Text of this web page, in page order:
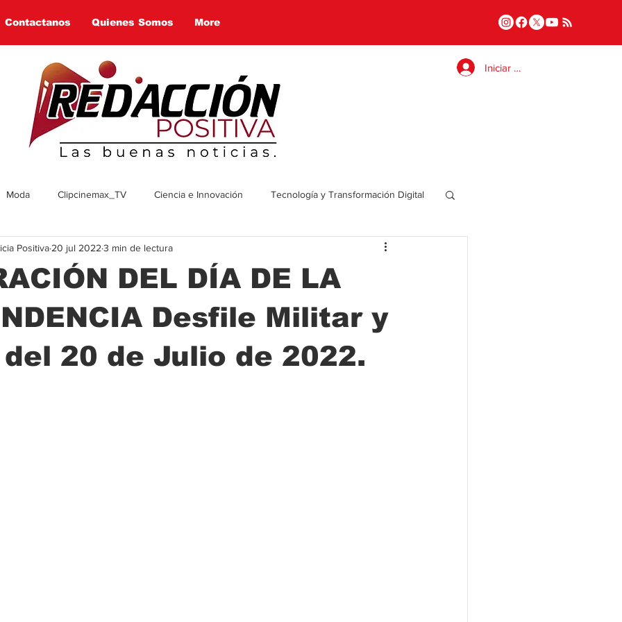
Contactanos Quienes Somos More
Iniciar sesión
Moda Clipcinemax_TV Ciencia e Innovación Tecnología y Transformación Digital
Deportes Tecnologia
Economía Política Social Farandula
Ciencia Transporte Municipal Actualidad Locales
DEL DÍA DE LA
Desfile Militar y
20 de Julio de 2022.
Positiva 20 jul 2022 3 min de lectura